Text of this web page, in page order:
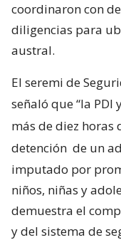
coordinaron con
diligencias para
austral.
El seremi de
señaló que “la PDI
más de diez horas
detención de un
imputado por
niños, niñas y
demuestra el
y del sistema de